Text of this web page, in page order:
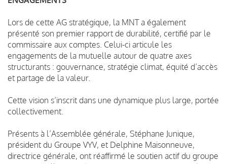
Lors de cette AG stratégique, la MNT a également
présenté son premier rapport de durabilité, certifié par le
commissaire aux comptes. Celui-ci articule les
engagements de la mutuelle autour de quatre axes
structurants : gouvernance, stratégie climat, équité d’accès
et partage de la valeur.
Cette vision s’inscrit dans une dynamique plus large, portée
collectivement.
Présents à l’Assemblée générale, Stéphane Junique,
président du Groupe VYV, et Delphine Maisonneuve,
directrice générale, ont réaffirmé le soutien actif du groupe